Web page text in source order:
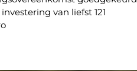
van liefst 121